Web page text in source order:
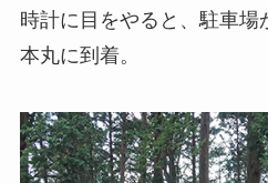
時計に目をやると、駐車場
本丸に到着。